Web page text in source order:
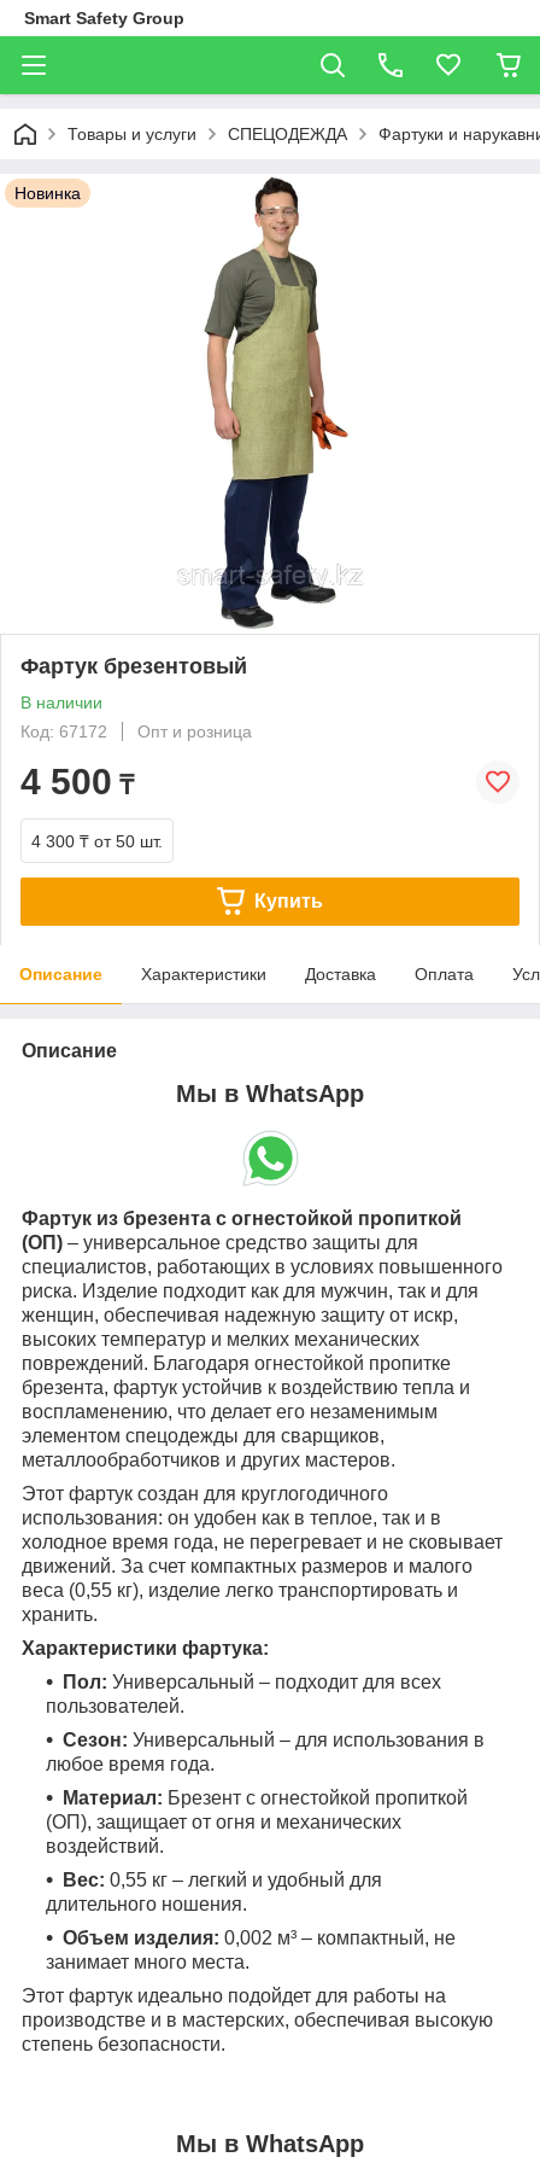
Smart Safety Group
Товары и услуги СПЕЦОДЕЖДА Фартуки и
Новинка
Фартук брезентовый
В наличии
Код: 67172
Опт и розница
4 500 ₸
4 300 ₸ от 50 шт.
Купить
Описание Характеристики Доставка Оплата
Описание
Мы в WhatsApp
Фартук из брезента с огнестойкой пропиткой
(ОП) – универсальное средство защиты для
специалистов, работающих в условиях повышенного
риска. Изделие подходит как для мужчин, так и для
женщин, обеспечивая надежную защиту от искр,
высоких температур и мелких механических
повреждений. Благодаря огнестойкой пропитке
брезента, фартук устойчив к воздействию тепла и
воспламенению, что делает его незаменимым
элементом спецодежды для сварщиков,
металлообработчиков и других мастеров.
Этот фартук создан для круглогодичного
использования: он удобен как в теплое, так и в
холодное время года, не перегревает и не сковывает
движений. За счет компактных размеров и малого
веса (0,55 кг), изделие легко транспортировать и
хранить.
Характеристики фартука:
Пол: Универсальный – подходит для всех
пользователей.
Сезон: Универсальный – для использования в
любое время года.
Материал: Брезент с огнестойкой пропиткой
(ОП), защищает от огня и механических
воздействий.
Вес: 0,55 кг – легкий и удобный для
длительного ношения.
Объем изделия: 0,002 м³ – компактный, не
занимает много места.
Этот фартук идеально подойдет для работы на
производстве и в мастерских, обеспечивая высокую
степень безопасности.
Мы в WhatsApp